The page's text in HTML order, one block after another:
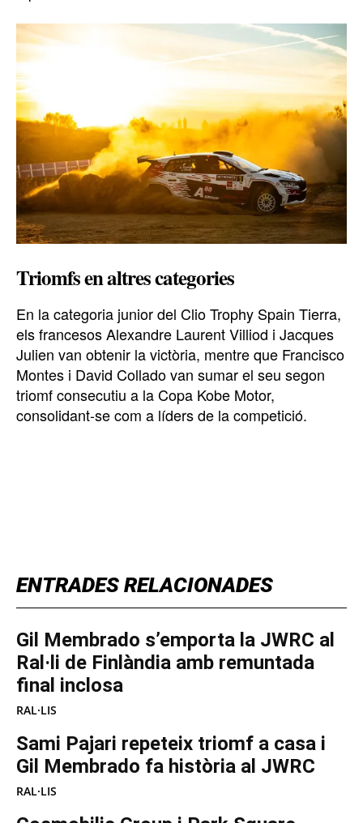
ENTRADES RELACIONADES
Gil Membrado s’emporta la JWRC al
Ral·li de Finlàndia amb remuntada
final inclosa
RAL·LIS
Sami Pajari repeteix triomf a casa i
Gil Membrado fa història al JWRC
RAL·LIS
Triomfs en altres categories
En la categoria junior del Clio Trophy Spain Tierra,
els francesos Alexandre Laurent Villiod i Jacques
Julien van obtenir la victòria, mentre que Francisco
Montes i David Collado van sumar el seu segon
triomf consecutiu a la Copa Kobe Motor,
consolidant-se com a líders de la competició.